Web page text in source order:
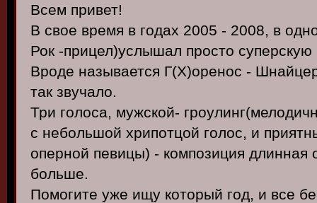
Всем привет!
В свое время в годах 2005 - 2008, в
Рок -прицел)услышал просто
Вроде называется Г(Х)оренос -
так звучало.
Три голоса, мужской-
с небольшой хрипотцой голос, и
оперной певицы) - композиция длинная
больше.
Помогите уже ищу который год, и все